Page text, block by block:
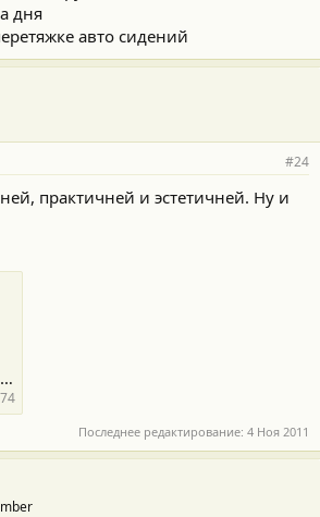
дня
авто сидений
#24
практичней и эстетичней. Ну и
20111103_171913.jpg
Последнее редактирование: 4 Ноя 2011